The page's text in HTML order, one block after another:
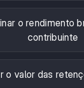
o rendimento
contribuinte
o valor das